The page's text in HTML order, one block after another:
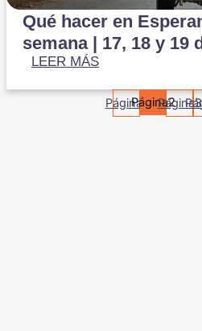
Qué hacer en
semana | 17, 18 y 19
LEER MÁS
Página1
Página2
Página3